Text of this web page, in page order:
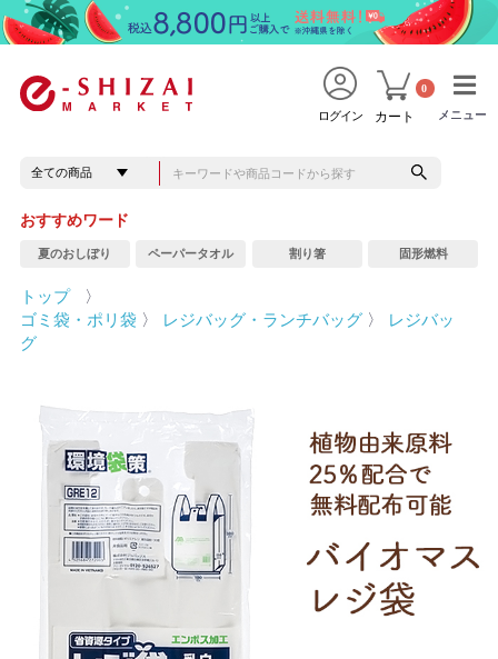
メニュー
メニュー
ログイン カート
0
おすすめワード
夏のおしぼり ペーパータオル 割り箸 固形燃料
トップ
〉
ゴミ袋・ポリ袋 〉 レジバッグ・ランチバッグ 〉
レジバッ
グ